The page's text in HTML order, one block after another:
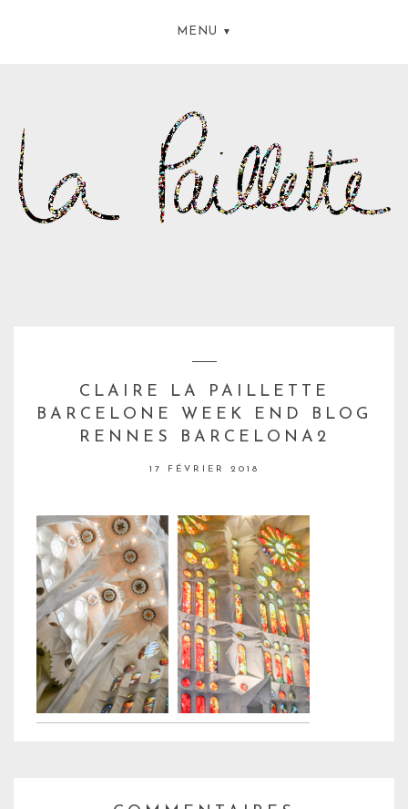
MENU
CLAIRE LA PAILLETTE
BARCELONE WEEK END BLOG
RENNES BARCELONA2
17 FÉVRIER 2018